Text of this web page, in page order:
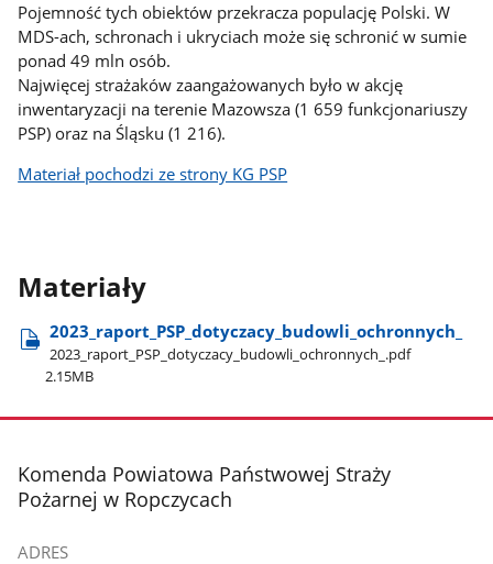
Pojemność tych obiektów przekracza populację Polski. W
MDS-ach, schronach i ukryciach może się schronić w sumie
ponad 49 mln osób.
Najwięcej strażaków zaangażowanych było w akcję
inwentaryzacji na terenie Mazowsza (1 659 funkcjonariuszy
PSP) oraz na Śląsku (1 216).
Materiał pochodzi ze strony KG PSP
Materiały
2023​_raport​_PSP​_dotyczacy​_budowli​_ochronnych​_
2023​_raport​_PSP​_dotyczacy​_budowli​_ochronnych​_.pdf
2.15MB
stopka
Komenda Powiatowa Państwowej Straży
Pożarnej w Ropczycach
ADRES